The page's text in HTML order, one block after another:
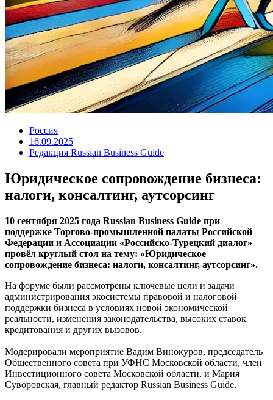
Россия
16.09.2025
Редакция Russian Business Guide
Юридическое сопровождение бизнеса:
налоги, консалтинг, аутсорсинг
10 сентября 2025 года Russian Business Guide при
поддержке Торгово-промышленной палаты Российской
Федерации и Ассоциации «Российско-Турецкий диалог»
провёл круглый стол на тему: «Юридическое
сопровождение бизнеса: налоги, консалтинг, аутсорсинг».
На форуме были рассмотрены ключевые цели и задачи
администрирования экосистемы правовой и налоговой
поддержки бизнеса в условиях новой экономической
реальности, изменения законодательства, высоких ставок
кредитования и других вызовов.
Модерировали мероприятие Вадим Винокуров, председатель
Общественного совета при УФНС Московской области, член
Инвестиционного совета Московской области, и Мария
Суворовская, главный редактор Russian Business Guide.